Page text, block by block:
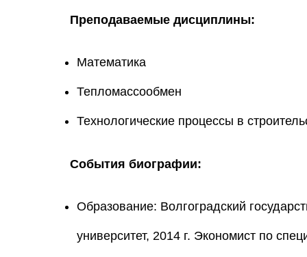
Преподаваемые дисциплины:
Математика
Тепломассообмен
Технологические процессы в
События биографии:
Образование: Волгоградский
университет, 2014 г. Экономист по